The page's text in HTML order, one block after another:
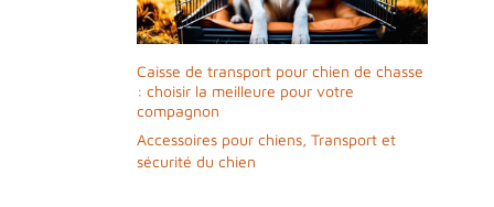
et est livré avec une
boîte et un sac de
facilite le transport
lors des sorties à
Caisse de transport pour chien de chasse
: choisir la meilleure pour votre
compagnon
Accessoires pour chiens, Transport et
sécurité du chien